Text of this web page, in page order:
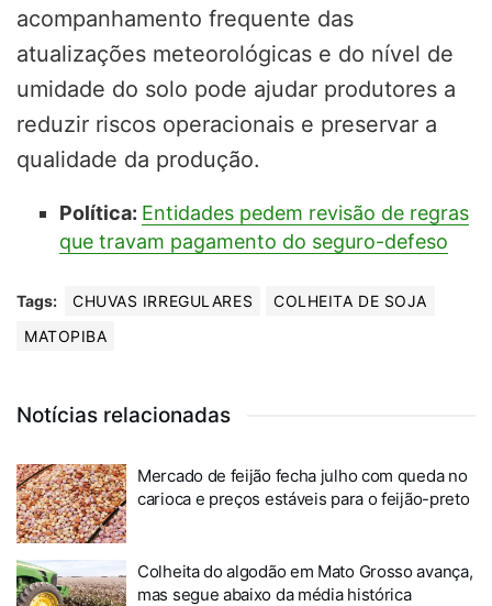
acompanhamento frequente das
atualizações meteorológicas e do nível de
umidade do solo pode ajudar produtores a
reduzir riscos operacionais e preservar a
qualidade da produção.
Política: Entidades pedem revisão de regras
que travam pagamento do seguro-defeso
Tags: CHUVAS IRREGULARES
COLHEITA DE SOJA
MATOPIBA
Notícias relacionadas
Mercado de feijão fecha julho com queda no
carioca e preços estáveis para o feijão-preto
Colheita do algodão em Mato Grosso avança,
mas segue abaixo da média histórica